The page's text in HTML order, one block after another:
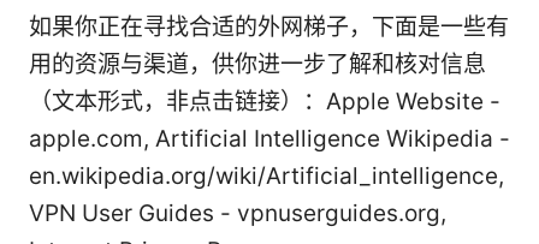
如果你正在寻找合适的外网梯子，下面是一些有
用的资源与渠道，供你进一步了解和核对信息
（文本形式，非点击链接）：Apple Website -
apple.com, Artificial Intelligence Wikipedia -
en.wikipedia.org/wiki/Artificial_intelligence,
VPN User Guides - vpnuserguides.org,